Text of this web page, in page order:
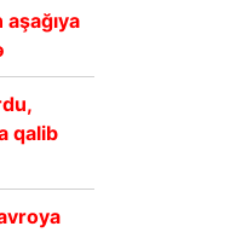
qalib